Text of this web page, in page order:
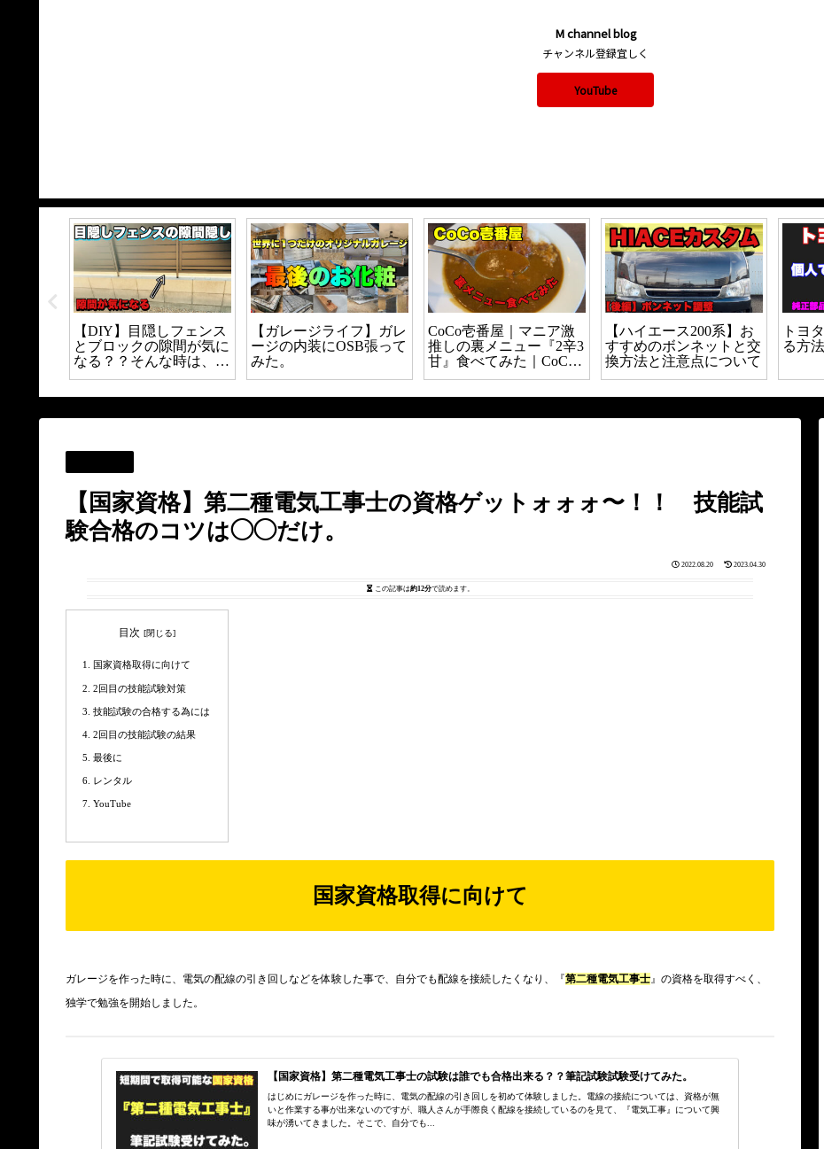
M channel blog
チャンネル登録宜しく
YouTube
【DIY】目隠しフェンス
とブロックの隙間が気に
なる？？そんな時は、隙
間パネルを設置してみよ
【ガレージライフ】ガレ
ージの内装にOSB張って
みた。
CoCo壱番屋｜マニア激
推しの裏メニュー『2辛3
甘』食べてみた｜CoCo
壱の概念ぶっ壊れた｜
【ハイエース200系】お
すすめのボンネットと交
換方法と注意点について
トヨ
る方法
【国家資格】第二種電気工事士の資格ゲットォォォ〜！！ 技能試
験合格のコツは◯◯だけ。
2022.08.20 2023.04.30
この記事は約12分で読めます。
目次
国家資格取得に向けて
2回目の技能試験対策
技能試験の合格する為には
2回目の技能試験の結果
最後に
レンタル
YouTube
国家資格取得に向けて
ガレージを作った時に、電気の配線の引き回しなどを体験した事で、自分でも配線を接続したくなり、『第二種電気工事士』の資格を取得すべく、
独学で勉強を開始しました。
【国家資格】第二種電気工事士の試験は誰でも合格出来る？？筆記試験試験受けてみた。
はじめにガレージを作った時に、電気の配線の引き回しを初めて体験しました。電線の接続については、資格が無
いと作業する事が出来ないのですが、職人さんが手際良く配線を接続しているのを見て、『電気工事』について興
味が湧いてきました。そこで、自分でも...